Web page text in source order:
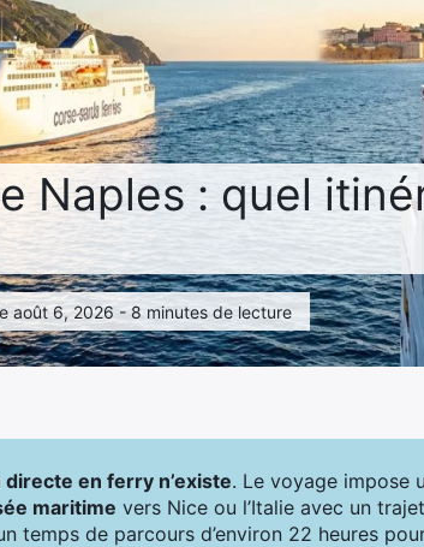
Naples : quel
août 6, 2026 - 8 minutes de lecture
en ferry n’existe. Le voyage impose
maritime vers Nice ou l’Italie avec un
temps de parcours d’environ 22 heures